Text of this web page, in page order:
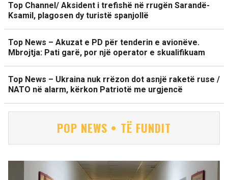
Top Channel/ Aksident i trefishë në rrugën Sarandë-
Ksamil, plagosen dy turistë spanjollë
Top News – Akuzat e PD për tenderin e avionëve.
Mbrojtja: Pati garë, por një operator e skualifikuam
Top News – Ukraina nuk rrëzon dot asnjë raketë ruse /
NATO në alarm, kërkon Patriotë me urgjencë
POP NEWS • TË FUNDIT